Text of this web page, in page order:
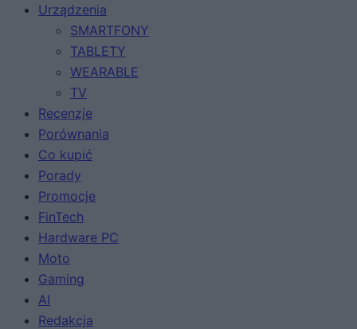
Urządzenia
SMARTFONY
TABLETY
WEARABLE
TV
Recenzje
Porównania
Co kupić
Porady
Promocje
FinTech
Hardware PC
Moto
Gaming
AI
Redakcja